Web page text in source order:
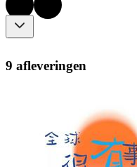
9 afleveringen